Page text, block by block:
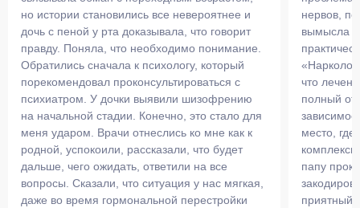
но истории становились все невероятнее и
дочь с пеной у рта доказывала, что говорит
правду. Поняла, что необходимо понимание.
Обратились сначала к психологу, который
порекомендовал проконсультироваться с
психиатром. У дочки выявили шизофрению
на начальной стадии. Конечно, это стало для
меня ударом. Врачи отнеслись ко мне как к
родной, успокоили, рассказали, что будет
дальше, чего ожидать, ответили на все
вопросы. Сказали, что ситуация у нас мягкая,
даже во время гормональной перестройки
нервов,
вымысла в
что
полный
место,
папу
приятный,